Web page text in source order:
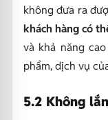
không đưa ra
khách hàng có
và khả năng
phẩm, dịch vụ
5.2 Không